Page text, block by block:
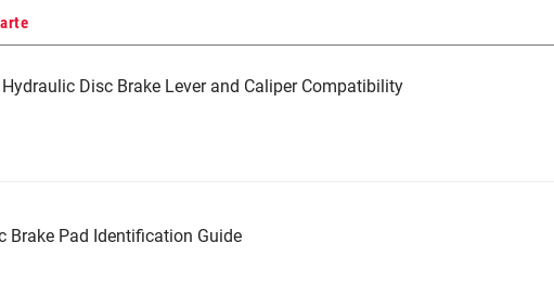
Disc Brake Lever and Caliper Compatibility
Brake Pad Identification Guide